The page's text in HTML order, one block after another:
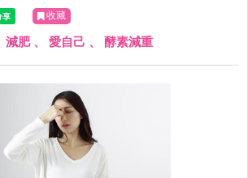
收藏
減肥、 愛自己 、 酵素減重